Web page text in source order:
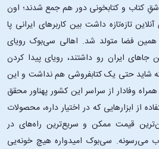
کتاب و کتابخونی دور هم جمع شدند؛ اون‌
تازه‌تازه داشت بین کاربرهای ایرانی پا
فضا متولد شد. اهالی سی‌بوک رویای
جاهای ایران رو داشتند، رویای پیدا کردن
شاید حتی یک کتابفروشی هم نداشت و این
وفادار از سراسر این کشور پهناور محقق
از ابزارهایی که در اختیار داره، محصولات
قیمت ممکن و سریع‌ترین راه‌های در
می‌رسونه. سی‌بوک امیدواره هیچ خونه‌یی